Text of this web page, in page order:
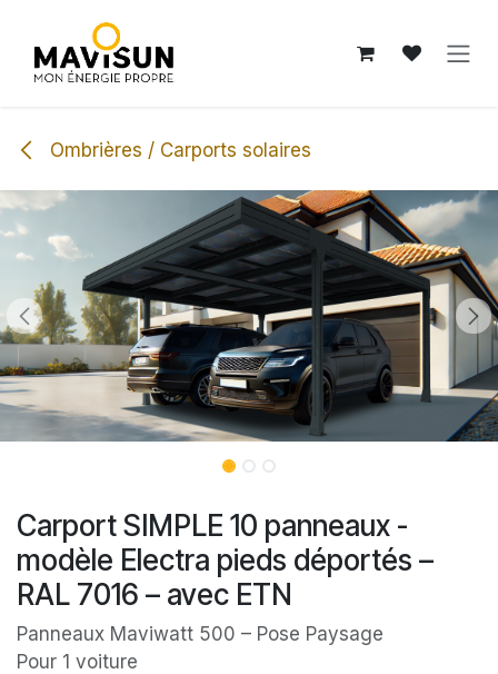
Ombrières / Carports solaires
Carport SIMPLE 10 panneaux -
modèle Electra pieds déportés –
RAL 7016 – avec ETN
Panneaux Maviwatt 500 – Pose Paysage
Pour 1 voiture